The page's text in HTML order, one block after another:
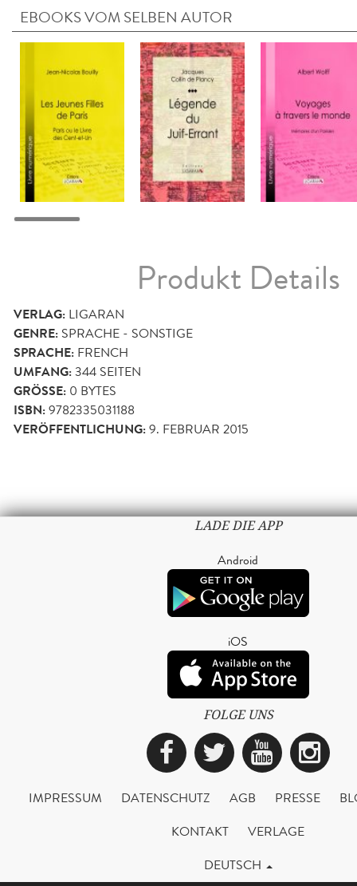
EBOOKS VOM SELBEN AUTOR
Produkt Details
VERLAG: LIGARAN
GENRE: SPRACHE - SONSTIGE
SPRACHE: FRENCH
UMFANG:344 SEITEN
GRÖSSE: 0 BYTES
ISBN:9782335031188
VERÖFFENTLICHUNG:9. FEBRUAR 2015
LADE DIE APP
Android
iOS
FOLGE UNS
Facebook
Twitter
IMPRESSUM DATENSCHUTZ AGB PRESSE
KONTAKT
VERLAGE
DEUTSCH